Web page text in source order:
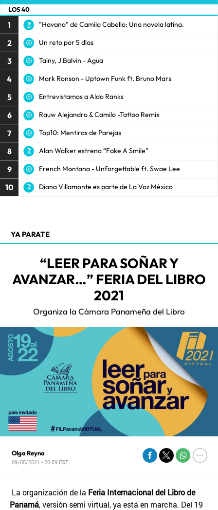
LOS 40
1 "Havana" de Camila Cabello: Una novela latina.
2 Un reto por 5 días
3 Tainy, J Balvin - Agua
4 Mark Ronson - Uptown Funk ft. Bruno Mars
5 Entrevistamos a Aldo Ranks
6 Rauw Alejandro & Camilo -Tattoo Remix
7 Top10: Mentiras de Parejas
8 Alan Walker estrena “Fake A Smile”
9 French Montana - Unforgettable ft. Swae Lee
10 Diana Villamonte es parte de La Voz México
YA PARATE
“LEER PARA SOÑAR Y
AVANZAR…” FERIA DEL LIBRO
2021
Organiza la Cámara Panameña del Libro
Olga Reyna
09/05/2021 - 20:59 EST
La organización de la Feria Internacional del Libro de
Panamá, versión semi virtual, ya está en marcha. Del 19